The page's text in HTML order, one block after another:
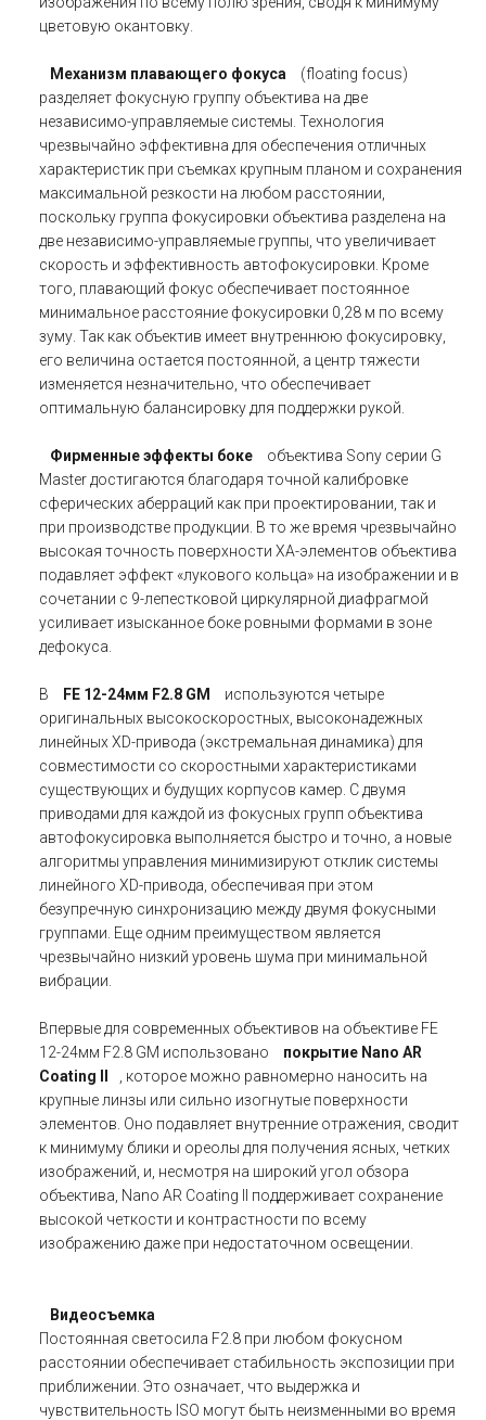
цветовую окантовку.
Механизм плавающего фокуса
(floating focus)
разделяет фокусную группу объектива на две
независимо-управляемые системы. Технология
чрезвычайно эффективна для обеспечения отличных
характеристик при съемках крупным планом и сохранения
максимальной резкости на любом расстоянии,
поскольку группа фокусировки объектива разделена на
две независимо-управляемые группы, что увеличивает
скорость и эффективность автофокусировки. Кроме
того, плавающий фокус обеспечивает постоянное
минимальное расстояние фокусировки 0,28 м по всему
зуму. Так как объектив имеет внутреннюю фокусировку,
его величина остается постоянной, а центр тяжести
изменяется незначительно, что обеспечивает
оптимальную балансировку для поддержки рукой.
Фирменные эффекты боке
объектива Sony серии G
Master достигаются благодаря точной калибровке
сферических аберраций как при проектировании, так и
при производстве продукции. В то же время чрезвычайно
высокая точность поверхности XA-элементов объектива
подавляет эффект «лукового кольца» на изображении и в
сочетании с 9-лепестковой циркулярной диафрагмой
усиливает изысканное боке ровными формами в зоне
дефокуса.
В FE 12-24мм F2.8 GM
используются четыре
оригинальных высокоскоростных, высоконадежных
линейных XD-привода (экстремальная динамика) для
совместимости со скоростными характеристиками
существующих и будущих корпусов камер. С двумя
приводами для каждой из фокусных групп объектива
автофокусировка выполняется быстро и точно, а новые
алгоритмы управления минимизируют отклик системы
линейного XD-привода, обеспечивая при этом
безупречную синхронизацию между двумя фокусными
группами. Еще одним преимуществом является
чрезвычайно низкий уровень шума при минимальной
вибрации.
Впервые для современных объективов на объективе FE
12-24мм F2.8 GM использовано
покрытие Nano AR
Coating II
, которое можно равномерно наносить на
крупные линзы или сильно изогнутые поверхности
элементов. Оно подавляет внутренние отражения, сводит
к минимуму блики и ореолы для получения ясных, четких
изображений, и, несмотря на широкий угол обзора
объектива, Nano AR Coating II поддерживает сохранение
высокой четкости и контрастности по всему
изображению даже при недостаточном освещении.
Видеосъемка
Постоянная светосила F2.8 при любом фокусном
расстоянии обеспечивает стабильность экспозиции при
приближении. Это означает, что выдержка и
чувствительность ISO могут быть неизменными во время